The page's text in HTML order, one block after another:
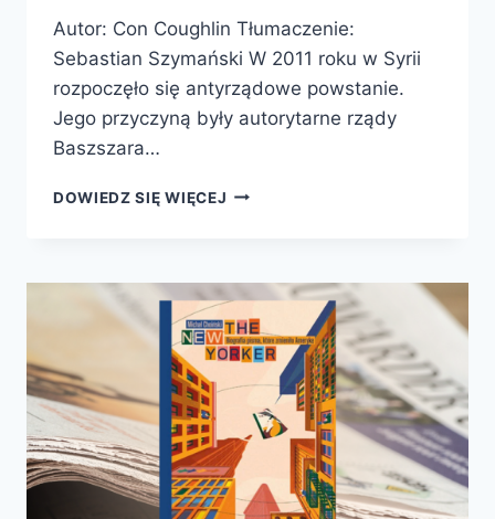
Autor: Con Coughlin Tłumaczenie:
Sebastian Szymański W 2011 roku w Syrii
rozpoczęło się antyrządowe powstanie.
Jego przyczyną były autorytarne rządy
Baszszara…
DOWIEDZ SIĘ WIĘCEJ AL-